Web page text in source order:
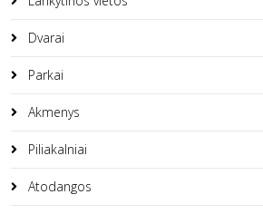
Dvarai
Parkai
Akmenys
Piliakalniai
Atodangos